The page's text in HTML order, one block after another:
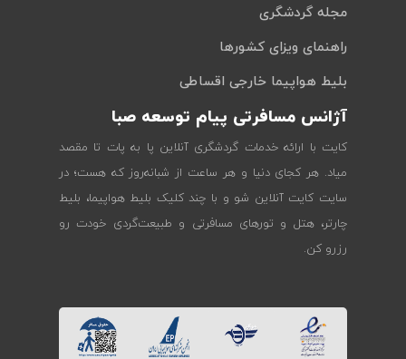
مجله گردشگری
راهنمای ویزای کشورها
بلیط هواپیما خارجی اقساطی
آژانس مسافرتی پیام توسعه صبا
کایت با ارائه خدمات گردشگری آنلاین پا به پات تا مقصد
میاد. هر کجای دنیا و هر ساعت از شبانه‌روز که هست؛ در
سایت کایت آنلاین شو و با چند کلیک بلیط هواپیما، بلیط
چارتر، هتل و تورهای مسافرتی و طبیعت‌گردی خودت رو
رزرو کن.